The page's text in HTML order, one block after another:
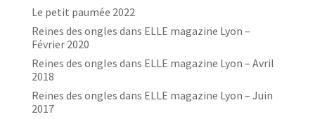
Le petit paumée 2022
Reines des ongles dans ELLE magazine Lyon –
Février 2020
Reines des ongles dans ELLE magazine Lyon – Avril
2018
Reines des ongles dans ELLE magazine Lyon – Juin
2017